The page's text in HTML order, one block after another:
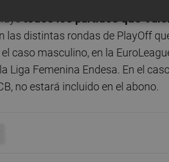
todos los partidos que
las distintas rondas de PlayOff
caso masculino, en la
Liga Femenina Endesa. En el
no estará incluido en el abono.